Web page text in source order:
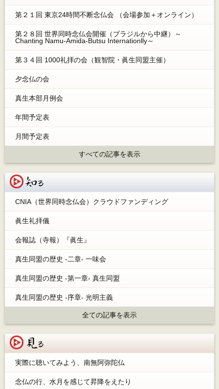
第２１回 東京24時間不断念仏会 （会場参加＋オンライン）
第２８回 世界同時念仏会開催（ブラジルから中継）～
Chanting Namu-Amida-Butsu Internationlly～
第３４回 1000礼拝の会（観智院・眞生同盟主催）
夕念仏の会
真生本部月例会
年間予定表
月間予定表
すべての記事を表示
CNIA（世界同時念仏会）クラウドファンディング
眞生礼拝儀
会報誌（寺報）『眞生』
真生同盟の歴史 -二章- 一味会
真生同盟の歴史 -第一章- 真生同盟
真生同盟の歴史 -序章- 光明主義
全ての記事を表示
実際に聴いてみよう、南無阿弥陀仏
念仏の行、水月を感じて昇降をえたり